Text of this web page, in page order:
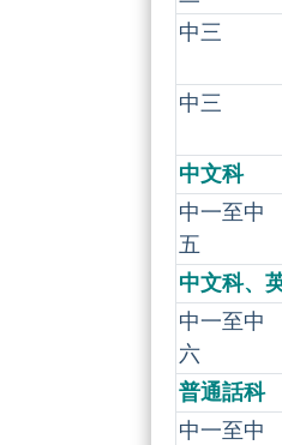
中三
中三
中文科
中一至中
五
中文科、
中一至中
六
普通話科
中一至中